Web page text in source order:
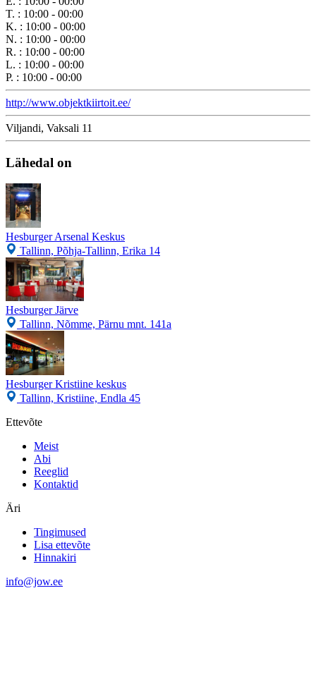
T. : 10:00 - 00:00
K. : 10:00 - 00:00
N. : 10:00 - 00:00
R. : 10:00 - 00:00
L. : 10:00 - 00:00
P. : 10:00 - 00:00
http://www.objektkiirtoit.ee/
Viljandi, Vaksali 11
Lähedal on
Hesburger Arsenal Keskus
Tallinn, Põhja-Tallinn, Erika 14
Hesburger Järve
Tallinn, Nõmme, Pärnu mnt. 141a
Hesburger Kristiine keskus
Tallinn, Kristiine, Endla 45
Ettevõte
Meist
Abi
Reeglid
Kontaktid
Äri
Tingimused
Lisa ettevõte
Hinnakiri
info@jow.ee